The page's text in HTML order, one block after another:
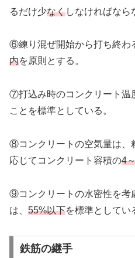
るだけ少なくしなければなら
⑥練り混ぜ開始から打ち終わ
内を原則とする。
⑦打込み時のコンクリート温
ことを標準としている。
⑧コンクリートの空気量は、
応じてコンクリート容積の4
⑨コンクリートの水密性を考
は、 55%以下を標準としてい
鉄筋の継手